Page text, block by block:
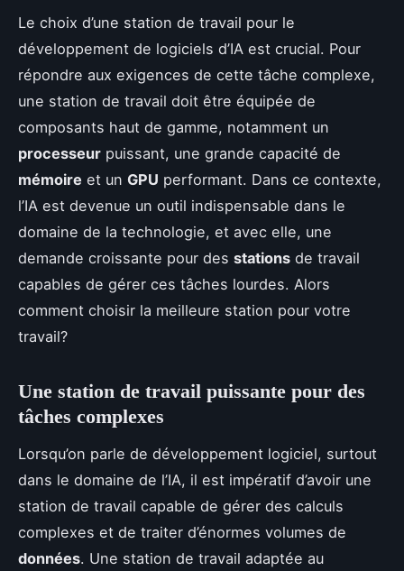
Le choix d’une station de travail pour le
développement de logiciels d’IA est crucial. Pour
répondre aux exigences de cette tâche complexe,
une station de travail doit être équipée de
composants haut de gamme, notamment un
processeur puissant, une grande capacité de
mémoire et un GPU performant. Dans ce contexte,
l’IA est devenue un outil indispensable dans le
domaine de la technologie, et avec elle, une
demande croissante pour des stations de travail
capables de gérer ces tâches lourdes. Alors
comment choisir la meilleure station pour votre
travail?
Une station de travail puissante pour des
tâches complexes
Lorsqu’on parle de développement logiciel, surtout
dans le domaine de l’IA, il est impératif d’avoir une
station de travail capable de gérer des calculs
complexes et de traiter d’énormes volumes de
données. Une station de travail adaptée au